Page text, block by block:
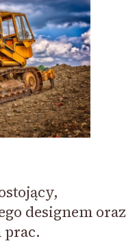
designem oraz